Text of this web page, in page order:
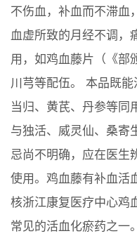
不伤血，补血而不滞血
血虚所致的月经不调，
用，如鸡血藤片（《部
川芎等配伍。 本品既
当归、黄芪、丹参等同
与独活、威灵仙、桑寄
忌尚不明确，应在医生
使用。鸡血藤有补血活
核浙江康复医疗中心鸡
常见的活血化瘀药之一